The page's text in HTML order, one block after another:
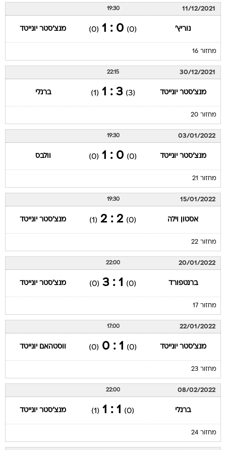
11/12/2021
19:30
נוריץ' (0)
0 : 1
(0) מנצ'סטר יונייטד
מחזור 16
30/12/2021
22:15
מנצ'סטר יונייטד (3)
3 : 1
(1) ברנלי
מחזור 20
03/01/2022
19:30
מנצ'סטר יונייטד (0)
0 : 1
(0) וולבס
מחזור 21
15/01/2022
19:30
אסטון וילה (0)
2 : 2
(1) מנצ'סטר יונייטד
מחזור 22
20/01/2022
22:00
ברנטפורד (0)
1 : 3
(0) מנצ'סטר יונייטד
מחזור 17
22/01/2022
17:00
מנצ'סטר יונייטד (0)
1 : 0
(0) ווסטהאם יונייטד
מחזור 23
08/02/2022
22:00
ברנלי (0)
1 : 1
(1) מנצ'סטר יונייטד
מחזור 24